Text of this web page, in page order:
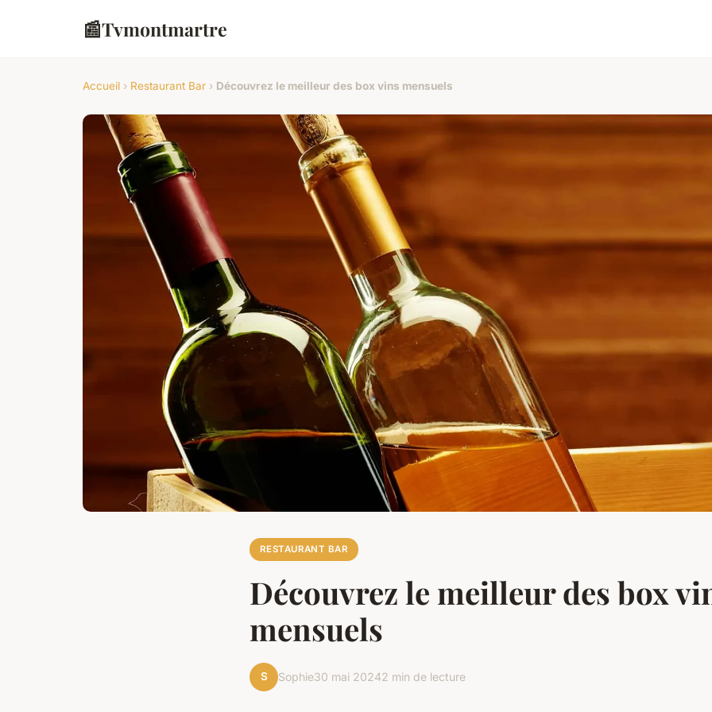
📰Tvmontmartre
Accueil › Restaurant Bar › Découvrez le meilleur des box vins mensuels
RESTAURANT BAR
Découvrez le meilleur des box
mensuels
S Sophie30 mai 20242 min de lecture